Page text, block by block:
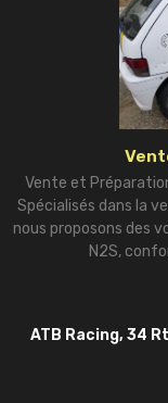
Vente et
Spécialisés dans la
nous proposons des
N2S,
ATB Racing, 34